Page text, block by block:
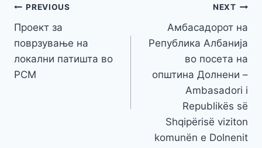
Навигација
на
напис
PREVIOUS
Проект за
поврзување на
локални патишта во
РСМ
NEXT
Амбасадорот на
Република Албанија
во посета на
општина Долнени –
Ambasadori i
Republikës së
Shqipërisë viziton
komunën e Dolnenit